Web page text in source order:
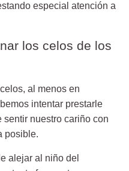
especial atención a
los celos de los
al menos en
intentar prestarle
nuestro cariño con
posible.
alejar al niño del